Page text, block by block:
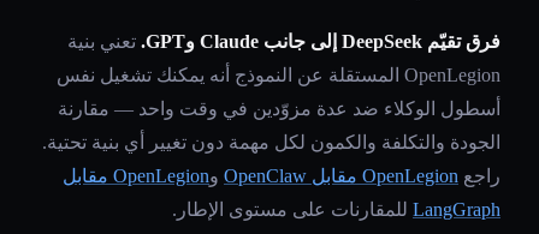
فرق تقيّم DeepSeek إلى جانب Claude وGPT.
تعني بنية
OpenLegion المستقلة عن النموذج أنه يمكنك تشغيل نفس
أسطول الوكلاء ضد عدة مزوّدين في وقت واحد — مقارنة
الجودة والتكلفة والكمون لكل مهمة دون تغيير أي بنية تحتية.
راجع OpenLegion مقابل OpenClaw و
OpenLegion مقابل
LangGraph للمقارنات على مستوى الإطار.